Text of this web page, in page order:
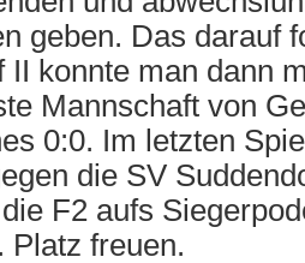
geben. Das darauf
II konnte man dann
Mannschaft von
0:0. Im letzten
die SV
F2 aufs
Platz freuen.